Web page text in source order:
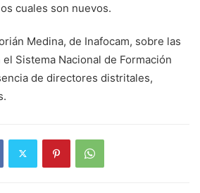
cuales son nuevos.
Medina, de Inafocam, sobre las
Sistema Nacional de Formación
de directores distritales,